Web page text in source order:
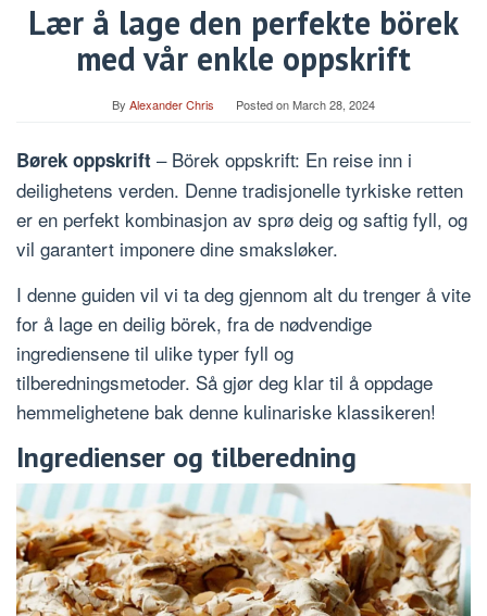
Lær å lage den perfekte börek
med vår enkle oppskrift
By Alexander Chris Posted onMarch 28, 2024
Børek oppskrift – Börek oppskrift: En reise inn i
deilighetens verden. Denne tradisjonelle tyrkiske retten
er en perfekt kombinasjon av sprø deig og saftig fyll, og
vil garantert imponere dine smaksløker.
I denne guiden vil vi ta deg gjennom alt du trenger å vite
for å lage en deilig börek, fra de nødvendige
ingrediensene til ulike typer fyll og
tilberedningsmetoder. Så gjør deg klar til å oppdage
hemmelighetene bak denne kulinariske klassikeren!
Ingredienser og tilberedning